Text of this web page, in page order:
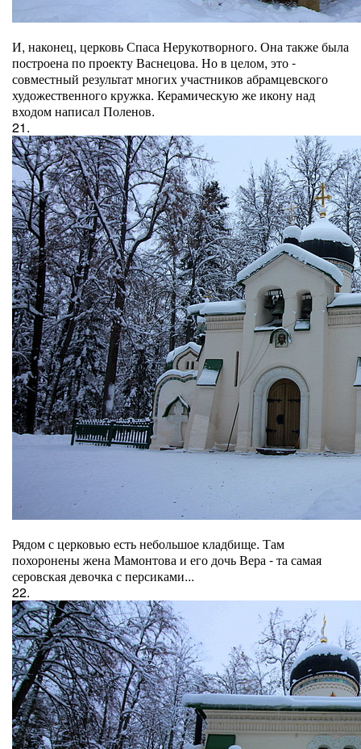
И, наконец, церковь Спаса Нерукотворного. Она также была
построена по проекту Васнецова. Но в целом, это -
совместный результат многих участников абрамцевского
художественного кружка. Керамическую же икону над
входом написал Поленов.
21.
Рядом с церковью есть небольшое кладбище. Там
похоронены жена Мамонтова и его дочь Вера - та самая
серовская девочка с персиками...
22.